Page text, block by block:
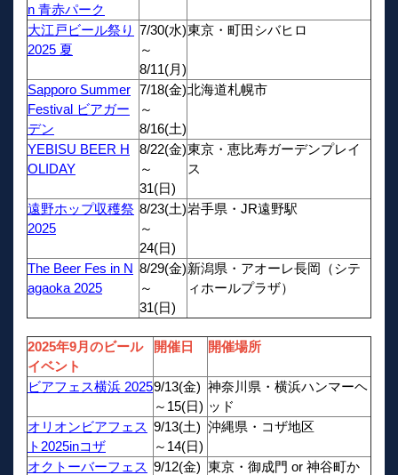
n 青赤パーク
大江戸ビール祭り
2025 夏
7/30(水)
～
8/11(月)
東京・町田シバヒロ
Sapporo Summer
Festival ビアガー
デン
7/18(金)
～
8/16(土)
北海道札幌市
YEBISU BEER H
OLIDAY
8/22(金)
～
31(日)
東京・恵比寿ガーデンプレイ
ス
遠野ホップ収穫祭
2025
8/23(土)
～
24(日)
岩手県・JR遠野駅
The Beer Fes in N
agaoka 2025
8/29(金)
～
31(日)
新潟県・アオーレ長岡（シテ
ィホールプラザ）
2025年9月のビール
イベント
開催日 開催場所
ビアフェス横浜 20259/13(金)
～15(日)
神奈川県・横浜ハンマーヘ
ッド
オリオンビアフェス
ト2025inコザ
9/13(土)
～14(日)
沖縄県・コザ地区
オクトーバーフェス 9/12(金) 東京・御成門 or 神谷町か